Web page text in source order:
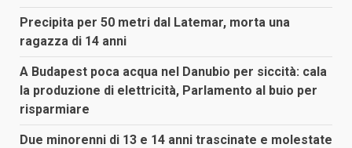
Precipita per 50 metri dal Latemar, morta una
ragazza di 14 anni
A Budapest poca acqua nel Danubio per siccità: cala
la produzione di elettricità, Parlamento al buio per
risparmiare
Due minorenni di 13 e 14 anni trascinate e molestate